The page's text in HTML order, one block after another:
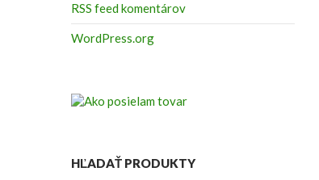
RSS feed komentárov
WordPress.org
HĽADAŤ PRODUKTY